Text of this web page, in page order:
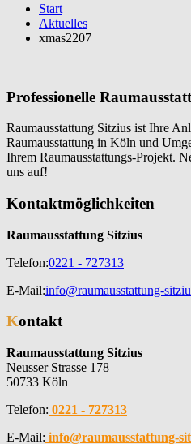
Start
Aktuelles
xmas2207
Professionelle
Raumausstattung Sitzius ist Ihre
Raumausstattung in Köln und
Ihrem Raumausstattungs-Projekt.
uns auf!
Kontaktmöglichkeiten
Raumausstattung Sitzius
Telefon:0221 - 727313
E-Mail:info@raumausstattung-
Kontakt
Raumausstattung Sitzius
Neusser Strasse 178
50733 Köln
Telefon: 0221 - 727313
E-Mail: info@raumausstattung-